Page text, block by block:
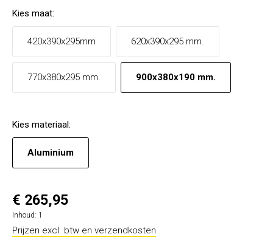
Kies maat:
420x390x295mm 620x390x295 mm.
770x380x295 mm. 900x380x190 mm.
Kies materiaal:
Aluminium
€ 265,95
Inhoud: 1
Prijzen excl. btw en verzendkosten